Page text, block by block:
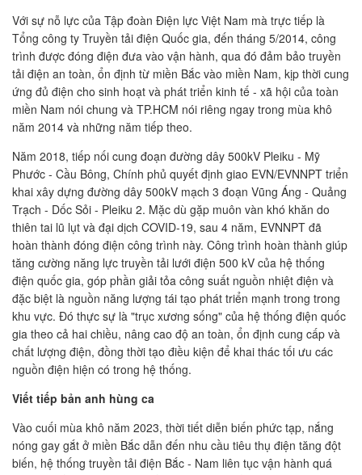
Với sự nỗ lực của Tập đoàn Điện lực Việt Nam mà trực tiếp là
Tổng công ty Truyền tải điện Quốc gia, đến tháng 5/2014, công
trình được đóng điện đưa vào vận hành, qua đó đảm bảo truyền
tải điện an toàn, ổn định từ miền Bắc vào miền Nam, kịp thời cung
ứng đủ điện cho sinh hoạt và phát triển kinh tế - xã hội của toàn
miền Nam nói chung và TP.HCM nói riêng ngay trong mùa khô
năm 2014 và những năm tiếp theo.
Năm 2018, tiếp nối cung đoạn đường dây 500kV Pleiku - Mỹ
Phước - Cầu Bông, Chính phủ quyết định giao EVN/EVNNPT triển
khai xây dựng đường dây 500kV mạch 3 đoạn Vũng Áng - Quảng
Trạch - Dốc Sỏi - Pleiku 2. Mặc dù gặp muôn vàn khó khăn do
thiên tai lũ lụt và đại dịch COVID-19, sau 4 năm, EVNNPT đã
hoàn thành đóng điện công trình này. Công trình hoàn thành giúp
tăng cường năng lực truyền tải lưới điện 500 kV của hệ thống
điện quốc gia, góp phần giải tỏa công suất nguồn nhiệt điện và
đặc biệt là nguồn năng lượng tái tạo phát triển mạnh trong trong
khu vực. Đó thực sự là "trục xương sống" của hệ thống điện quốc
gia theo cả hai chiều, nâng cao độ an toàn, ổn định cung cấp và
chất lượng điện, đồng thời tạo điều kiện để khai thác tối ưu các
nguồn điện hiện có trong hệ thống.
Viết tiếp bản anh hùng ca
Vào cuối mùa khô năm 2023, thời tiết diễn biến phức tạp, nắng
nóng gay gắt ở miền Bắc dẫn đến nhu cầu tiêu thụ điện tăng đột
biến, hệ thống truyền tải điện Bắc - Nam liên tục vận hành quá